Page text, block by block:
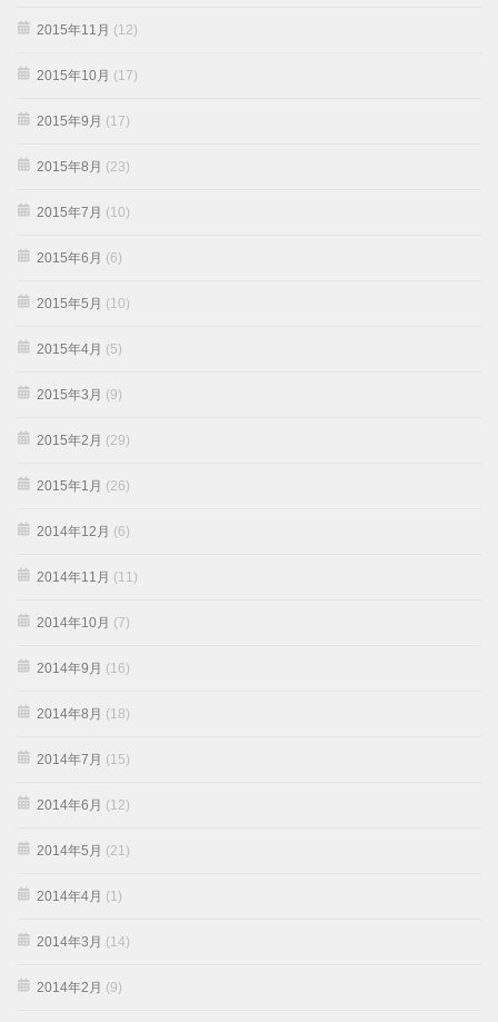
2015年11月 (12)
2015年10月 (17)
2015年9月 (17)
2015年8月 (23)
2015年7月 (10)
2015年6月 (6)
2015年5月 (10)
2015年4月 (5)
2015年3月 (9)
2015年2月 (29)
2015年1月 (26)
2014年12月 (6)
2014年11月 (11)
2014年10月 (7)
2014年9月 (16)
2014年8月 (18)
2014年7月 (15)
2014年6月 (12)
2014年5月 (21)
2014年4月 (1)
2014年3月 (14)
2014年2月 (9)